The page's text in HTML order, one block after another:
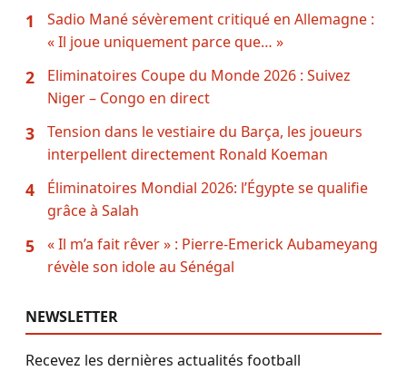
1
Sadio Mané sévèrement critiqué en Allemagne :
« Il joue uniquement parce que… »
2
Eliminatoires Coupe du Monde 2026 : Suivez
Niger – Congo en direct
3
Tension dans le vestiaire du Barça, les joueurs
interpellent directement Ronald Koeman
4
Éliminatoires Mondial 2026: l’Égypte se qualifie
grâce à Salah
5
« Il m’a fait rêver » : Pierre-Emerick Aubameyang
révèle son idole au Sénégal
NEWSLETTER
Recevez les dernières actualités football